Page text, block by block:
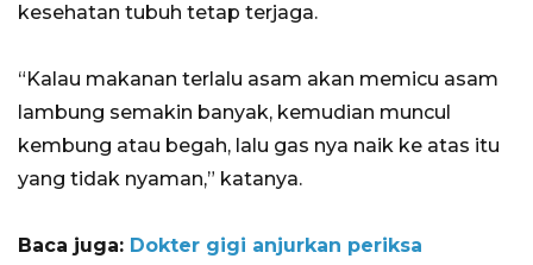
kesehatan tubuh tetap terjaga.
“Kalau makanan terlalu asam akan memicu asam
lambung semakin banyak, kemudian muncul
kembung atau begah, lalu gas nya naik ke atas itu
yang tidak nyaman,” katanya.
Baca juga: Dokter gigi anjurkan periksa